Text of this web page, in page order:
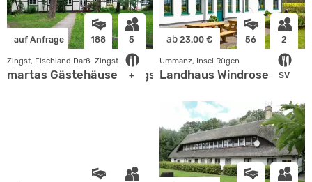
auf Anfrage 188 5
+
Zingst, Fischland Darß-Zingst
martas Gästehäuser Zingsthof
ab 23.00 € 56 2
SV
Ummanz, Insel Rügen
Landhaus Windrose